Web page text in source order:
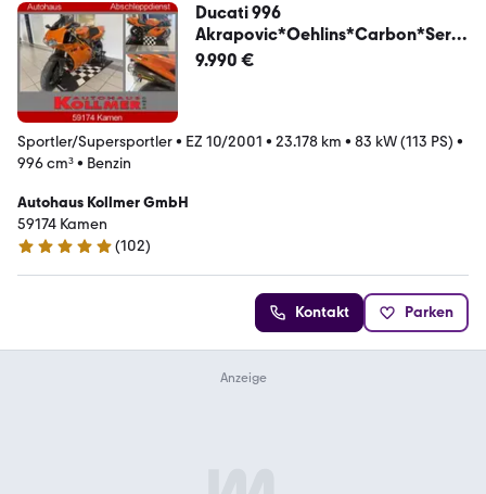
Ducati 996
Akrapovic*Oehlins*Carbon*Servi
ce neu
9.990 €
Sportler/Supersportler• EZ 10/2001 • 23.178 km • 83 kW (113 PS) •
996 cm³• Benzin
Autohaus Kollmer GmbH
59174 Kamen
4.9 Sterne
(102)
Kontakt Parken